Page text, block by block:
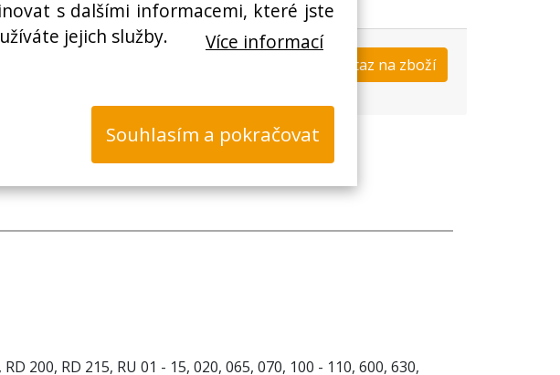
s dalšími informacemi, které jste
jejich služby.
Více informací
Souhlasím a pokračovat
Dotaz na zboží
200, RD 215, RU 01 - 15, 020, 065, 070, 100 - 110, 600, 630,